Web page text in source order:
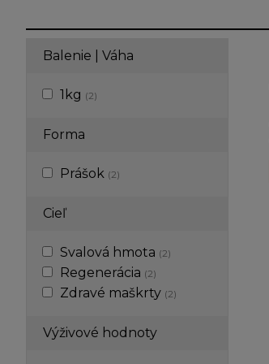
Balenie | Váha
1kg (2)
Forma
Prášok (2)
Cieľ
Svalová hmota (2)
Regenerácia (2)
Zdravé maškrty (2)
Výživové hodnoty